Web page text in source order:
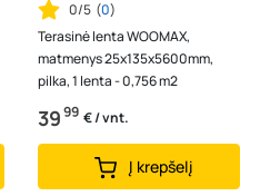
0/5 (0)
Terasinė lenta WOOMAX,
matmenys 25x135x5600mm,
pilka, 1 lenta - 0,756 m2
3999 € / vnt.
Į krepšelį